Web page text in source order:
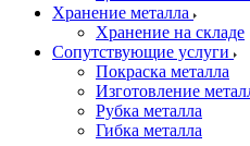
Хранение металла
Хранение на складе
Сопутствующие услуги
Покраска металла
Изготовление
Рубка металла
Гибка металла